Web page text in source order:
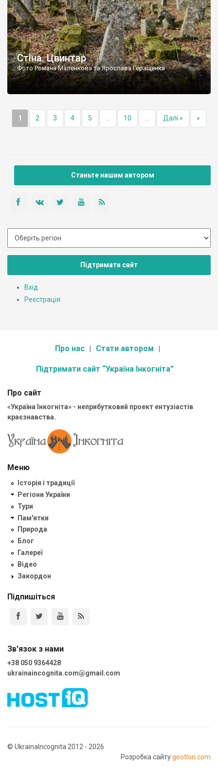
Стіна. Цвинтар
Фото Романа Маленкова та Ярослава Геращенка
1 2 3 4 5 10 Далі » »
Станьте нашим автором
Підтримати сайт
Вхід
Реєстрація
Про нас Стати автором
Підтримати сайт “Україна Інкогніта”
Про сайт
«Україна Інкогніта» - неприбутковий проект ентузіастів
краєзнавства.
Меню
Історія і традиції
Регіони України
Тури
Пам'ятки
Природа
Блог
Галереї
Відео
Закордон
Підпишіться
Зв'язок з нами
+38 050 9364428
ukrainaincognita.com@gmail.com
© UkrainaIncognita 2012 - 2026
Розробка сайтуgeotlon.com